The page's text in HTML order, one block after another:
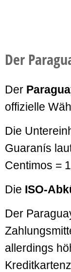
Der
Der
offizielle
Die
Guaranís
Centimos =
Die ISO-
Der
allerdings